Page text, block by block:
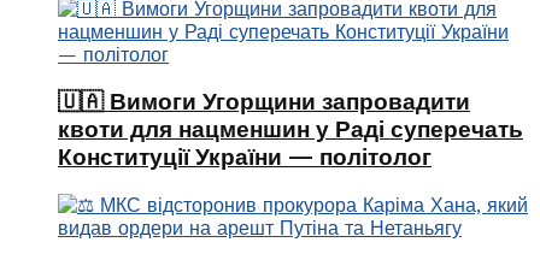
🇺🇦 Вимоги Угорщини запровадити
квоти для нацменшин у Раді суперечать
Конституції України — політолог